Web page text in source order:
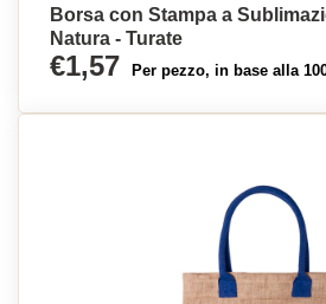
Borsa con Stampa a
Natura - Turate
€1,57 Per pezzo, in base alla